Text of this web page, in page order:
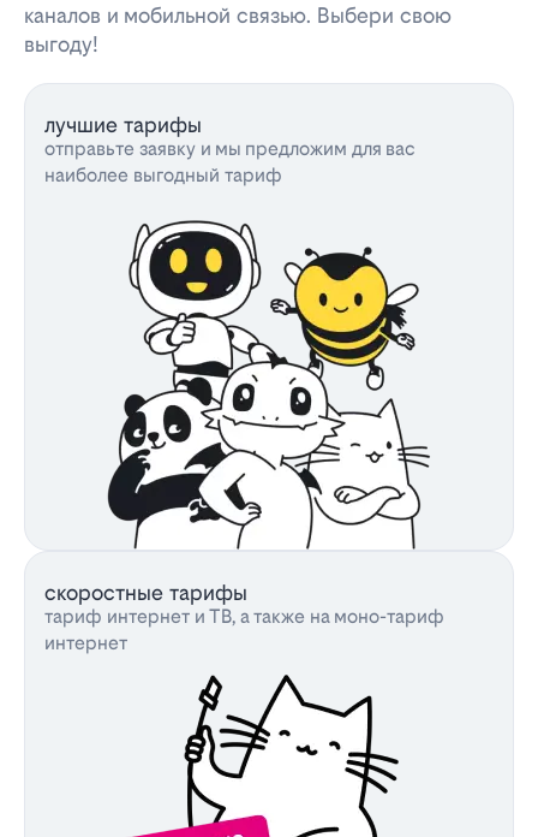
каналов и мобильной связью. Выбери свою
выгоду!
лучшие тарифы
отправьте заявку и мы предложим для вас
наиболее выгодный тариф
скоростные тарифы
тариф интернет и ТВ, а также на моно-тариф
интернет